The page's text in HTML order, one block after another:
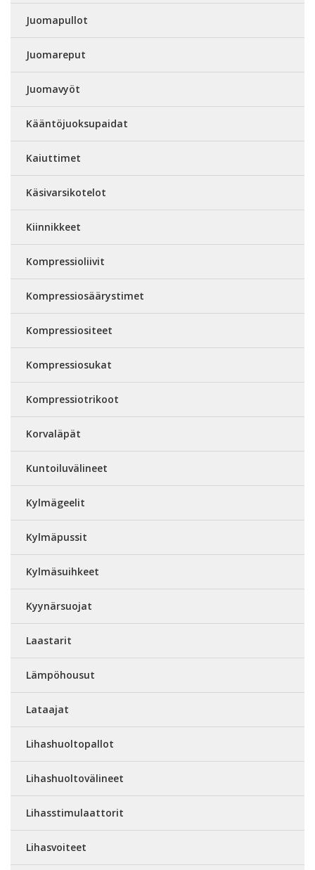
Juomapullot
Juomareput
Juomavyöt
Kääntöjuoksupaidat
Kaiuttimet
Käsivarsikotelot
Kiinnikkeet
Kompressioliivit
Kompressiosäärystimet
Kompressiositeet
Kompressiosukat
Kompressiotrikoot
Korvaläpät
Kuntoiluvälineet
Kylmägeelit
Kylmäpussit
Kylmäsuihkeet
Kyynärsuojat
Laastarit
Lämpöhousut
Lataajat
Lihashuoltopallot
Lihashuoltovälineet
Lihasstimulaattorit
Lihasvoiteet